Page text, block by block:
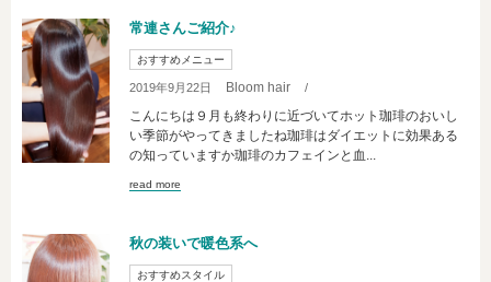
常連さんご紹介♪
おすすめメニュー
2019年9月22日 Bloom hair /
こんにちは９月も終わりに近づいてホット珈琲のおいし
い季節がやってきましたね珈琲はダイエットに効果ある
の知っていますか珈琲のカフェインと血...
read more
秋の装いで暖色系へ
おすすめスタイル